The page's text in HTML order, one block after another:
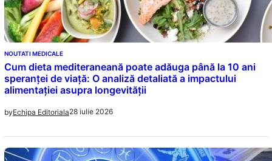
NOUTATI MEDICALE
Cum dieta mediteraneană poate adăuga până la 10 ani
speranței de viață: O analiză detaliată a impactului
alimentației asupra longevității
byEchipa Editoriala28 iulie 2026